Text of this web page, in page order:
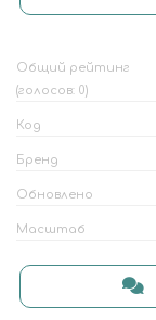
Общий рейтинг
(голосов: 0)
Код
Бренд
Обновлено
Масштаб